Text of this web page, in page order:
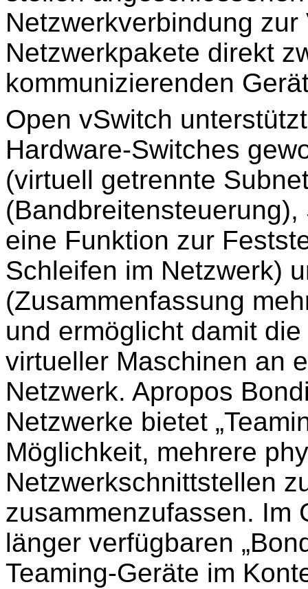
Netzwerkverbindung
Netzwerkpakete direkt
kommunizierenden
Open vSwitch
Hardware-Switches
(virtuell getrennte
eine Funktion zur
Schleifen im Netzwerk)
(Zusammenfassung
und ermöglicht damit
virtueller Maschinen an
Netzwerk. Apropos
Netzwerke bietet
Möglichkeit, mehrere
Netzwerkschnittstellen
zusammenzufassen. Im
länger verfügbaren
Teaming-Geräte im